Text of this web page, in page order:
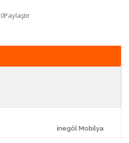
0Paylaştır
inegöl Mobilya